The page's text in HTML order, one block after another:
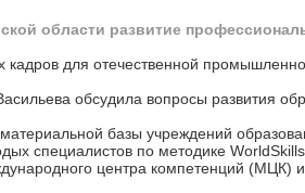
области развитие
для отечественной
обсудила вопросы развития
базы учреждений
специалистов по методике
центра компетенций (МЦК)